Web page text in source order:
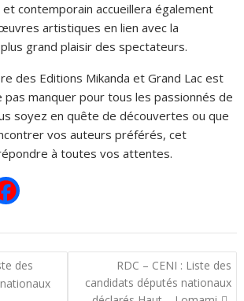
contemporain accueillera également
artistiques en lien avec la
grand plaisir des spectateurs.
des Editions Mikanda et Grand Lac est
pas manquer pour tous les passionnés de
soyez en quête de découvertes ou que
vos auteurs préférés, cet
à toutes vos attentes.
des
RDC – CENI : Liste des
candidats députés nationaux